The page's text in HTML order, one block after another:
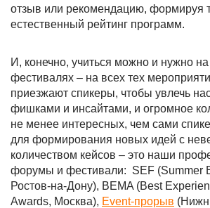
отзыв или рекомендацию, формируя
естественный рейтинг программ.
И, конечно, учиться можно и нужно
фестивалях – на всех тех
приезжают спикеры, чтобы увлечь
фишками и инсайтами, и огромное
не менее интересных, чем сами
для формирования новых идей с
количеством кейсов – это наши
форумы и фестивали: SEF (Summer
Ростов-на-Дону), BEMA (Best
Awards, Москва), Event-прорыв